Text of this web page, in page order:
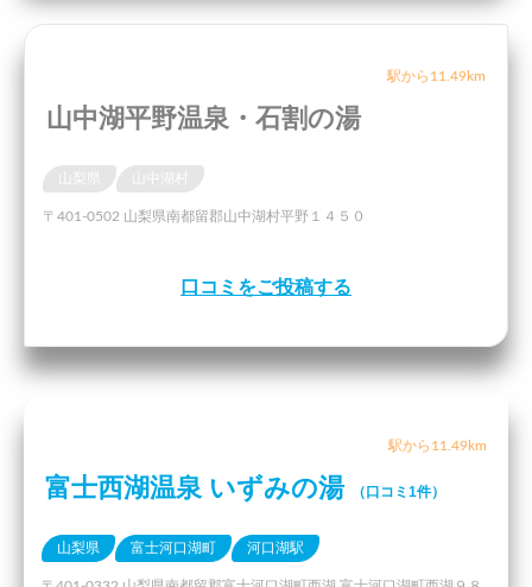
駅から11.49km
山中湖平野温泉・石割の湯
山梨県
〒401-0502 山梨県南都留郡山中湖村平野１４５０
口コミをご投稿する
駅から11.49km
富士西湖温泉 いずみの湯 （口コミ1件）
山梨県 富士河口湖町 河口湖駅